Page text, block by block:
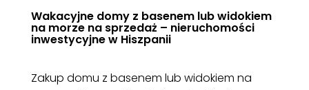
Wakacyjne domy z basenem lub widokiem
na morze na sprzedaż – nieruchomości
inwestycyjne w Hiszpanii
Zakup domu z basenem lub widokiem na